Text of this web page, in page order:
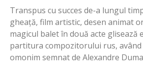
Transpus cu succes de-a lungul
gheață, film artistic, desen animat
magicul balet în două acte glisează
partitura compozitorului rus, având
omonim semnat de Alexandre